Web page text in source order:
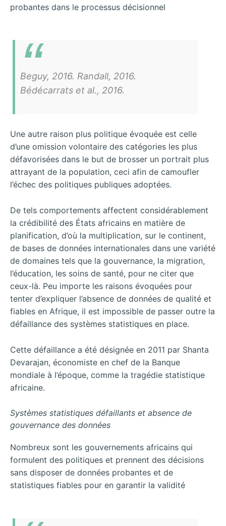
probantes dans le processus décisionnel
Beguy, 2016. Randall, 2016.
Bédécarrats et al., 2016.
Une autre raison plus politique évoquée est celle
d’une omission volontaire des catégories les plus
défavorisées dans le but de brosser un portrait plus
attrayant de la population, ceci afin de camoufler
l’échec des politiques publiques adoptées.
De tels comportements affectent considérablement
la crédibilité des États africains en matière de
planification, d’où la multiplication, sur le continent,
de bases de données internationales dans une variété
de domaines tels que la gouvernance, la migration,
l’éducation, les soins de santé, pour ne citer que
ceux-là. Peu importe les raisons évoquées pour
tenter d’expliquer l’absence de données de qualité et
fiables en Afrique, il est impossible de passer outre la
défaillance des systèmes statistiques en place.
Cette défaillance a été désignée en 2011 par Shanta
Devarajan, économiste en chef de la Banque
mondiale à l’époque, comme la tragédie statistique
africaine.
Systèmes statistiques défaillants et absence de
gouvernance des données
Nombreux sont les gouvernements africains qui
formulent des politiques et prennent des décisions
sans disposer de données probantes et de
statistiques fiables pour en garantir la validité